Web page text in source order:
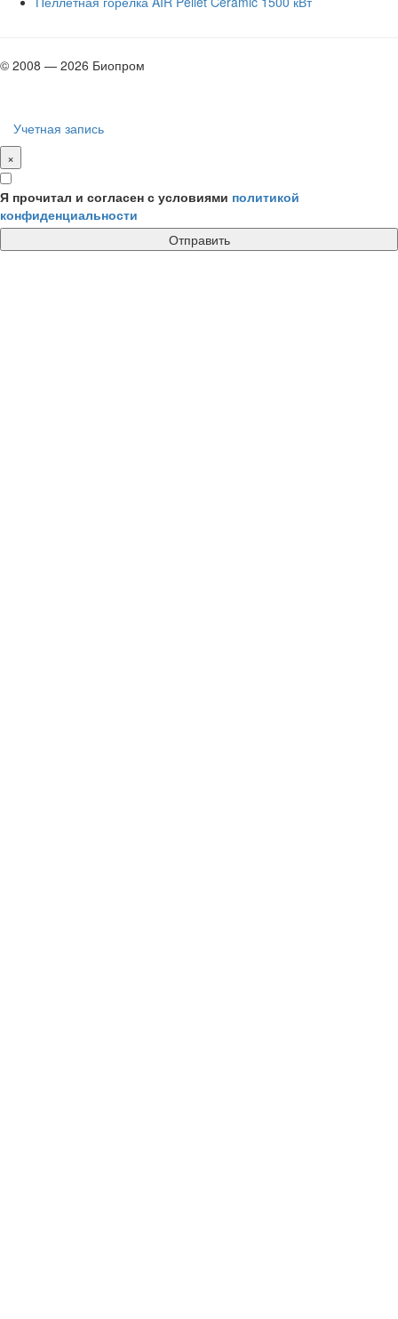
© 2008 — 2026 Биопром
Учетная запись
×
Я прочитал и согласен с условиями политикой
конфиденциальности
Отправить